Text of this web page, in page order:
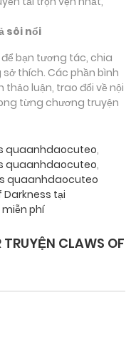
sôi nổi
bạn tương tác, chia
thích. Các phần bình
luận, trao đổi về nội
từng chương truyện
quaanhdaocuteo,
quaanhdaocuteo,
quaanhdaocuteo
Darkness tại
phí
CLAWS OF